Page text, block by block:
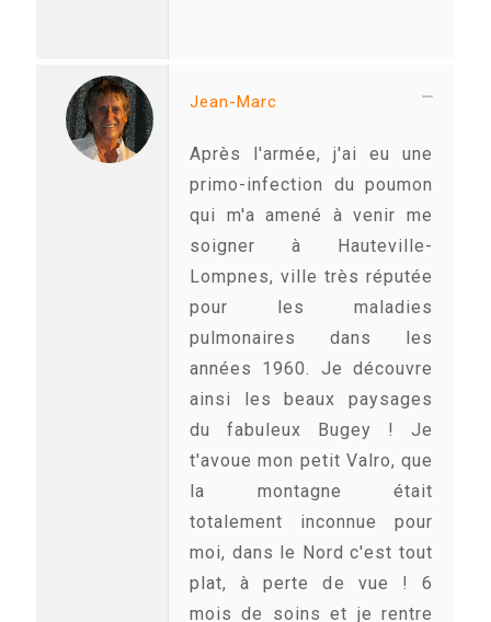
Jean-Marc
Après l'armée, j'ai eu une
primo-infection du poumon
qui m'a amené à venir me
soigner à Hauteville-
Lompnes, ville très réputée
pour les maladies
pulmonaires dans les
années 1960. Je découvre
ainsi les beaux paysages
du fabuleux Bugey ! Je
t'avoue mon petit Valro, que
la montagne était
totalement inconnue pour
moi, dans le Nord c'est tout
plat, à perte de vue ! 6
mois de soins et je rentre